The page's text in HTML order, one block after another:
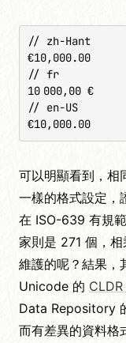
// zh-Hant
€10,000.00
// fr
10 000,00 €
// en-US
€10,000.00
可以明顯看到，相
一樣的格式設定，
在 ISO-639 有規
家則是 271 個，
維護的呢？結果，
Unicode 的
Data Repository
而有差異的資料格